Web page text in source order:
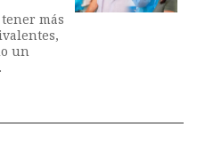
más
un